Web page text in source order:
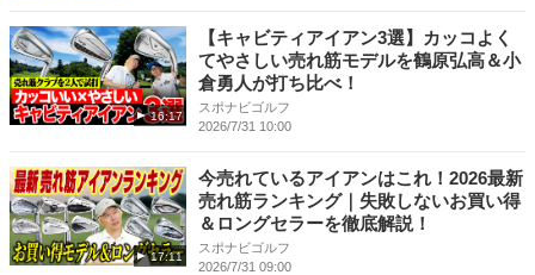
16:17
【キャビティアイアン3選】カッコよく
てやさしい売れ筋モデルを鶴原弘高＆小
倉勇人が打ち比べ！
スポナビゴルフ
2026/7/31 10:00
17:11
今売れているアイアンはこれ！2026最新
売れ筋ランキング｜失敗しないお買い得
＆ロングセラーを徹底解説！
スポナビゴルフ
2026/7/31 09:00